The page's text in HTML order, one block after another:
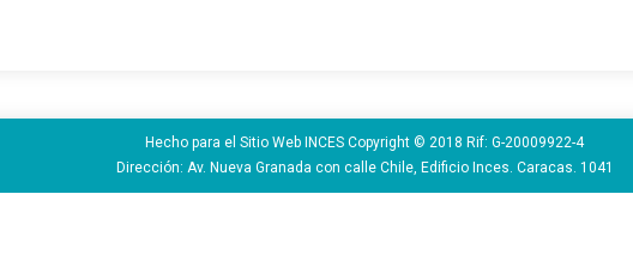
Hecho para el Sitio Web INCES Copyright © 2018 Rif: G-20009922-4
Dirección: Av. Nueva Granada con calle Chile, Edificio Inces. Caracas. 1041